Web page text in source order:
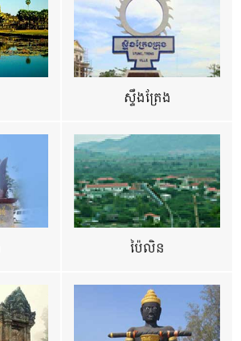
ស្ទឹងត្រែង
ប៉ៃលិន